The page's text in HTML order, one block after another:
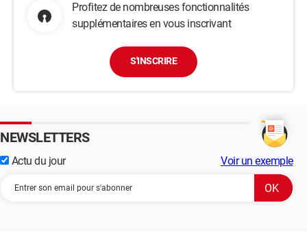
Profitez de nombreuses fonctionnalités
supplémentaires en vous inscrivant
S'INSCRIRE
NEWSLETTERS
Actu du jour Voir un exemple